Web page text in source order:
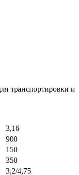
транспортировки и
3,16
900
150
350
3,2/4,75